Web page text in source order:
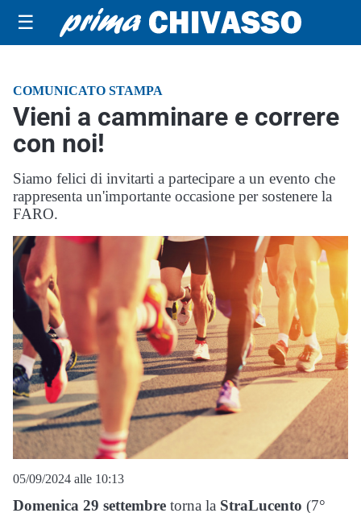
☰
COMUNICATO STAMPA
Vieni a camminare e correre
con noi!
Siamo felici di invitarti a partecipare a un evento che
rappresenta un'importante occasione per sostenere la
FARO.
05/09/2024 alle 10:13
Domenica 29 settembre torna la StraLucento (7°